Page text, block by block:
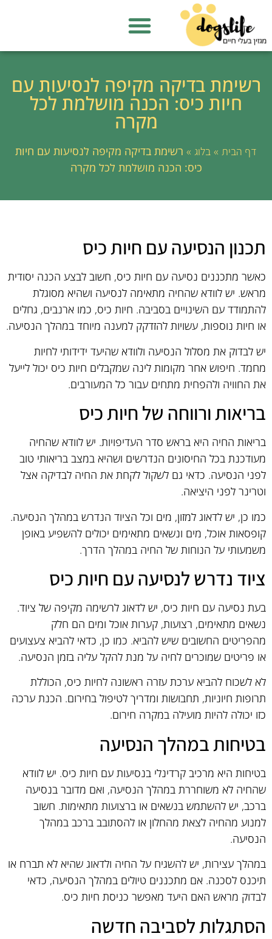
רשימת בדיקה מקיפה לנסיעות עם
חיות כיס: הכנה מושלמת לכל
מקרה
דף הבית » בלוג » רשימת בדיקה מקיפה לנסיעות עם חיות
כיס: הכנה מושלמת לכל מקרה
תכנון הנסיעה עם חיות כיס
כאשר מתכננים נסיעה עם חיות כיס, חשוב לבצע הכנה יסודית
מראש. יש לוודא שהחיה מתאימה לנסיעה ושהיא מסוגלת
להתמודד עם השינויים בסביבה. חיות כיס, כמו ארנבים, גחלים
או חיות נוספות, עשויות להזדקק למענה מיוחד במהלך הנסיעה.
יש לבדוק את מסלול הנסיעה ולוודא שהיעד ידידותי לחיות
מחמד. חיפוש אחר מקומות לינה שמקבלים חיות כיס יכול לייעל
את החוויה ולהפחית מתחים עבור כל המעורבים.
בריאות ורווחה של חיות כיס
בריאות החיה היא בראש סדר העדיפויות. יש לוודא שהחיה
מעודכנת בכל החיסונים הנדרשים ושהיא במצב בריאותי טוב
לפני הנסיעה. כדאי גם לשקול לקחת את החיה לבדיקה אצל
וטרינר לפני היציאה.
כמו כן, יש לדאוג למזון, מים וכל הציוד הנדרש במהלך הנסיעה.
קופסאות אוכל, מים ונשאים מתאימים יכולים להשפיע באופן
משמעותי על הנוחות של החיה במהלך הדרך.
ציוד נדרש לנסיעה עם חיות כיס
בעת נסיעה עם חיות כיס, יש לדאוג לרשימה מקיפה של ציוד.
נשאים מתאימים, רצועות, קערות אוכל ומים הם חלק
מהפריטים החשובים שיש להביא. כמו כן, כדאי להביא צעצועים
או פריטים שמוכרים לחיה על מנת להקל עליה בזמן הנסיעה.
לא לשכוח להביא ערכת עזרה ראשונה לחיות כיס, הכוללת
תרופות חיוניות, תחבושות ומדריך לטיפול בחירום. הכנת ערכה
כזו יכולה להיות מועילה במקרה חירום.
בטיחות במהלך הנסיעה
בטיחות היא מרכיב קרדינלי בנסיעות עם חיות כיס. יש לוודא
שהחיה לא משוחררת במהלך הנסיעה, ואם מדובר בנסיעה
ברכב, יש להשתמש בנשאים או ברצועות מתאימות. חשוב
למנוע מהחיה לצאת מהחלון או להסתובב ברכב במהלך
הנסיעה.
במהלך עצירות, יש להשגיח על החיה ולדאוג שהיא לא תברח או
תיכנס לסכנה. אם מתכננים טיולים במהלך הנסיעה, כדאי
לבדוק מראש האם היעד מאפשר כניסת חיות כיס.
הסתגלות לסביבה חדשה